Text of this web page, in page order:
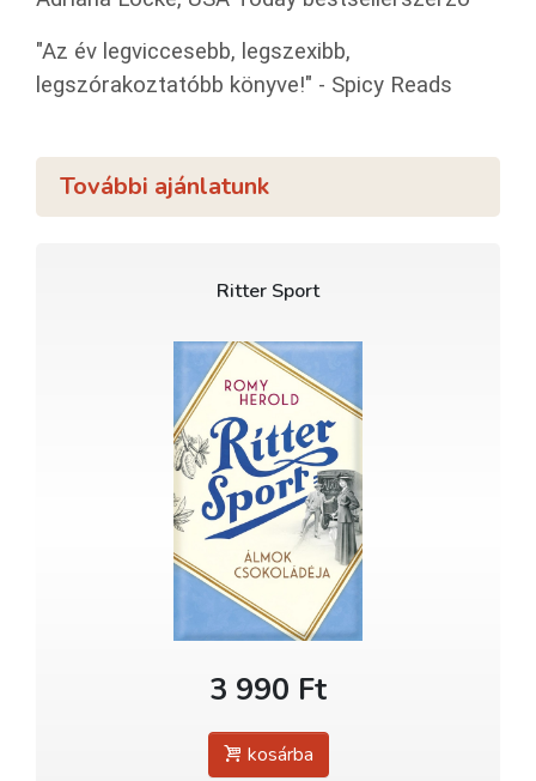
"Az év legviccesebb, legszexibb,
legszórakoztatóbb könyve!" - Spicy Reads
További ajánlatunk
Ritter Sport
3 990 Ft
kosárba